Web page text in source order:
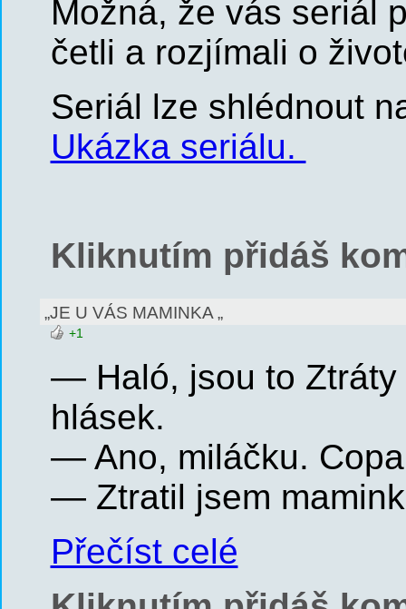
Možná, že vás seriál
četli a rozjímali o
Seriál lze shlédnout
Ukázka seriálu.
Kliknutím přidáš
„JE U VÁS MAMINKA „
+1
— Haló, jsou to
hlásek.
— Ano, miláčku.
— Ztratil jsem
Přečíst celé